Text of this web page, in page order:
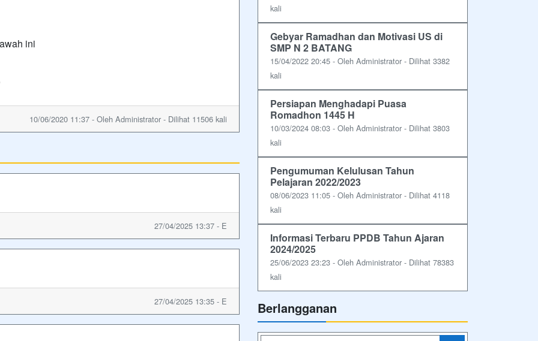
ini
10/06/2020 11:37 - Oleh Administrator - Dilihat 11506 kali
27/04/2025 13:37 - E
27/04/2025 13:35 - E
kali
Gebyar Ramadhan dan Motivasi US di
SMP N 2 BATANG
15/04/2022 20:45 - Oleh Administrator - Dilihat 3382
kali
Persiapan Menghadapi Puasa
Romadhon 1445 H
10/03/2024 08:03 - Oleh Administrator - Dilihat 3803
kali
Pengumuman Kelulusan Tahun
Pelajaran 2022/2023
08/06/2023 11:05 - Oleh Administrator - Dilihat 4118
kali
Informasi Terbaru PPDB Tahun Ajaran
2024/2025
25/06/2023 23:23 - Oleh Administrator - Dilihat 78383
kali
Berlangganan